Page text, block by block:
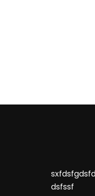
dsfssf